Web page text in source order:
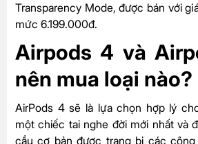
Transparency Mode, được bán với
mức 6.199.000đ.
Airpods 4 và
nên mua loại nào?
AirPods 4 sẽ là lựa chọn hợp lý
một chiếc tai nghe đời mới nhất và
cầu cơ bản được trang bị các